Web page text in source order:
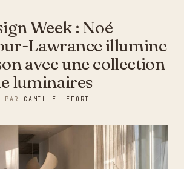
Week : Noé
Lawrance illumine
avec une collection
luminaires
PAR CAMILLE LEFORT